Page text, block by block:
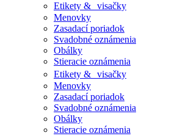
Etikety & visačky
Menovky
Zasadací poriadok
Svadobné oznámenia
Obálky
Stieracie oznámenia
Etikety & visačky
Menovky
Zasadací poriadok
Svadobné oznámenia
Obálky
Stieracie oznámenia